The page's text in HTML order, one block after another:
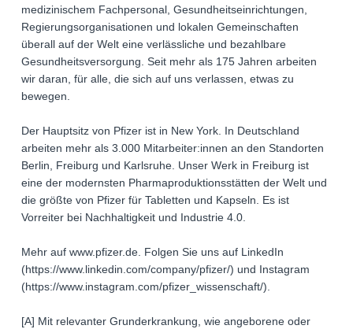
medizinischem Fachpersonal, Gesundheitseinrichtungen,
Regierungsorganisationen und lokalen Gemeinschaften
überall auf der Welt eine verlässliche und bezahlbare
Gesundheitsversorgung. Seit mehr als 175 Jahren arbeiten
wir daran, für alle, die sich auf uns verlassen, etwas zu
bewegen.
Der Hauptsitz von Pfizer ist in New York. In Deutschland
arbeiten mehr als 3.000 Mitarbeiter:innen an den Standorten
Berlin, Freiburg und Karlsruhe. Unser Werk in Freiburg ist
eine der modernsten Pharmaproduktionsstätten der Welt und
die größte von Pfizer für Tabletten und Kapseln. Es ist
Vorreiter bei Nachhaltigkeit und Industrie 4.0.
Mehr auf www.pfizer.de. Folgen Sie uns auf LinkedIn
(https://www.linkedin.com/company/pfizer/) und Instagram
(https://www.instagram.com/pfizer_wissenschaft/).
[A] Mit relevanter Grunderkrankung, wie angeborene oder